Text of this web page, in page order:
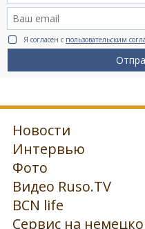
Я согласен с пользовательским
Новости
Интервью
Фото
Видео Ruso.TV
BCN life
Сервис на